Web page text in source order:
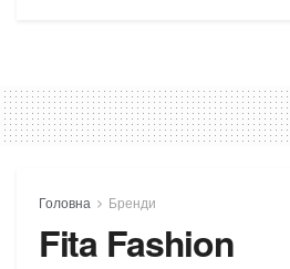
Головна Бренди
Fita Fashion